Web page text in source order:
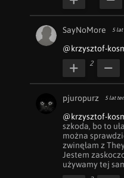
SayNoMore 5 lat
@krzysztof-
2
pjuropurz 5 lat
@krzysztof-
szkoda, bo to
można
zwinęłam z
Jestem
używamy tej